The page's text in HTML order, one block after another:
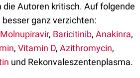
Autoren kritisch. Auf folgende
ganz verzichten:
Molnupiravir, Baricitinib, Anakinra,
, Vitamin D, Azithromycin,
und Rekonvaleszentenplasma.